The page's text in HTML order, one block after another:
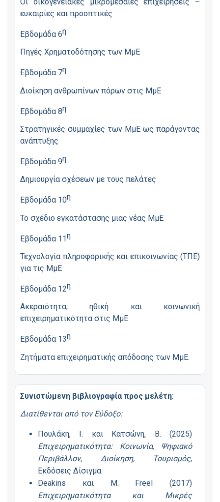
ευκαιρίες και προοπτικές
Εβδομάδα 6η
Πηγές Χρηματοδότησης των ΜμΕ
Εβδομάδα 7η
Διοίκηση ανθρωπίνων πόρων στις ΜμΕ
Εβδομάδα 8η
Στρατηγικές συμμαχίες των ΜμΕ ως παράγοντας
ανάπτυξης
Εβδομάδα 9η
Δημιουργία σχέσεων με τους πελάτες
Εβδομάδα 10η
Το σχέδιο εγκατάστασης μιας νέας ΜμΕ
Εβδομάδα 11η
Τεχνολογία πληροφορικής και επικοινωνίας (ΤΠΕ)
για τις ΜμΕ
Εβδομάδα 12η
Ακεραιότητα, ηθική και κοινωνική
επιχειρηματικότητα στις ΜμΕ
Eβδομάδα 13η
Ζητήματα επιχειρηματικής απόδοσης των ΜμΕ.
Συνιστώμενη βιβλιογραφία προς μελέτη:
Διατίθενται από τον Εύδοξο:
Πουλάκη, Ι. και Κατσώνη, Β. (2025)
Επιχειρηματικότητα: Κοινωνία, Ψηφιακό
Περιβάλλον, Διοίκηση, Τουρισμός,
Εκδόσεις Δίσιγμα.
Deakins και M. Freel (2017)
Επιχειρηματικότητα και Μικρές